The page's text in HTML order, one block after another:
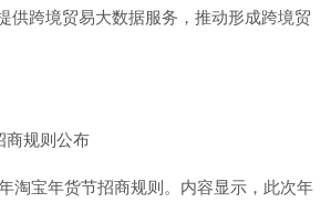
供跨境贸易大数据服务，推动形成跨境贸
商规则公布
淘宝年货节招商规则。内容显示，此次年